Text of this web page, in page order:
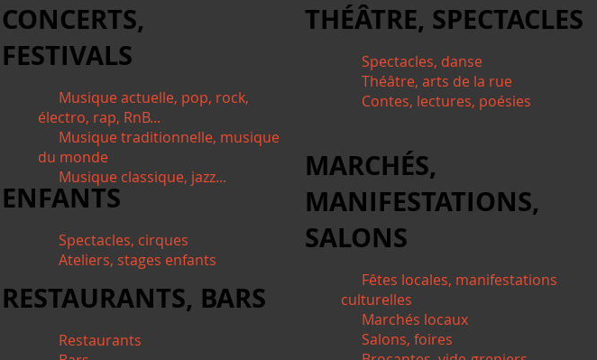
CONCERTS,
FESTIVALS
Musique actuelle, pop, rock,
électro, rap, RnB...
Musique traditionnelle, musique
du monde
Musique classique, jazz...
THÉÂTRE, SPECTACLES
Spectacles, danse
Théâtre, arts de la rue
Contes, lectures, poésies
MARCHÉS,
MANIFESTATIONS,
SALONS
Fêtes locales, manifestations
culturelles
Marchés locaux
Salons, foires
ENFANTS
Spectacles, cirques
Ateliers, stages enfants
RESTAURANTS, BARS
Restaurants